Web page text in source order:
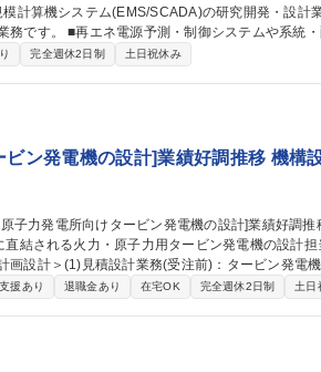
統・配電制御システ
構築■顧客への企画提案、システム全体設計、方
る大規模計算機システム
完全週休2日制 土日祝休み
ン発電機の設計]業績好調推移 機構
直結される火力・原子力用タービン発電機の設計
計＞(1)見積設計業務(受注前)：タービン発電機の電 気
拡販活動(受注前)：お客様への技術提案、仕様に関
構造検討等 募集職種 [神戸/火力・原子力発電
援あり 退職金あり 在宅OK 完全週休2日制 土日